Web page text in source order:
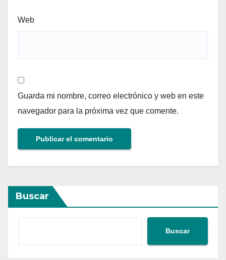
Web
Guarda mi nombre, correo electrónico y web en este
navegador para la próxima vez que comente.
Buscar
Buscar